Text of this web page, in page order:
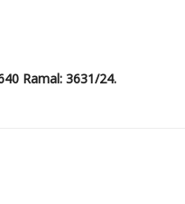
Ramal: 3631/24.